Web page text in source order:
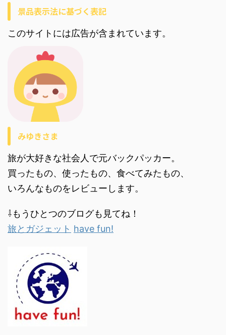
景品表示法に基づく表記
このサイトには広告が含まれています。
みゆきさま
旅が大好きな社会人で元バックパッカー。
買ったもの、使ったもの、食べてみたもの、
いろんなものをレビューします。
⇩もうひとつのブログも見てね！
旅とガジェット have fun!